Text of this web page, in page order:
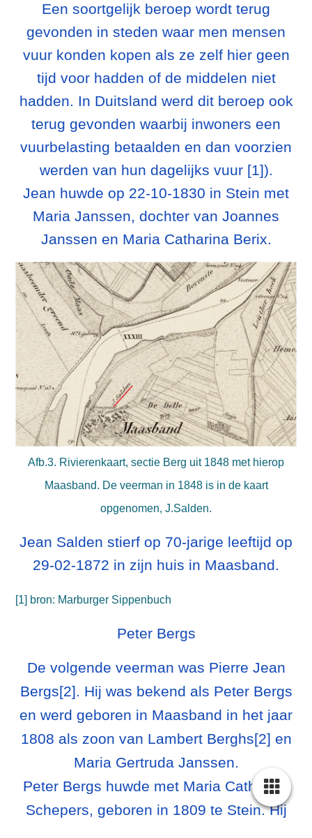
Een soortgelijk beroep wordt terug
gevonden in steden waar men mensen
vuur konden kopen als ze zelf hier geen
tijd voor hadden of de middelen niet
hadden. In Duitsland werd dit beroep ook
terug gevonden waarbij inwoners een
vuurbelasting betaalden en dan voorzien
werden van hun dagelijks vuur [1]).
Jean huwde op 22-10-1830 in Stein met
Maria Janssen, dochter van Joannes
Janssen en Maria Catharina Berix.
Afb.3. Rivierenkaart, sectie Berg uit 1848 met hierop
Maasband. De veerman in 1848 is in de kaart
opgenomen, J.Salden.
Jean Salden stierf op 70-jarige leeftijd op
29-02-1872 in zijn huis in Maasband.
[1] bron: Marburger Sippenbuch
Peter Bergs
De volgende veerman was Pierre Jean
Bergs[2]. Hij was bekend als Peter Bergs
en werd geboren in Maasband in het jaar
1808 als zoon van Lambert Berghs[2] en
Maria Gertruda Janssen.
Peter Bergs huwde met Maria Catharina
Schepers, geboren in 1809 te Stein. Hij